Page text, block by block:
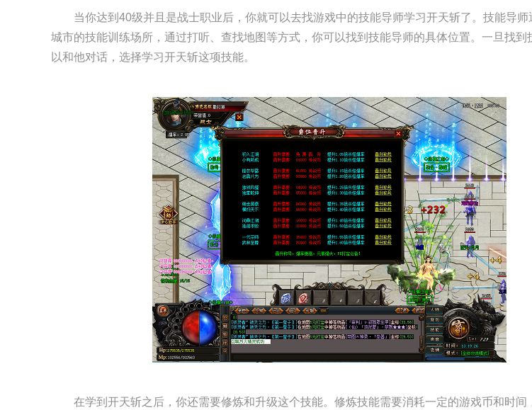
当你达到40级并且是战士职业后，你就可以去找游戏中的技能导师学习开天斩了。技能导师
城市的技能训练场所，通过打听、查找地图等方式，你可以找到技能导师的具体位置。一旦找到
以和他对话，选择学习开天斩这项技能。
在学到开天斩之后，你还需要修炼和升级这个技能。修炼技能需要消耗一定的游戏币和时间